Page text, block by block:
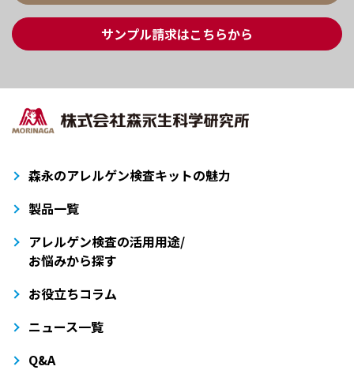
サンプル請求はこちらから
森永のアレルゲン検査キットの魅力
製品一覧
アレルゲン検査の活用用途/
お悩みから探す
お役立ちコラム
ニュース一覧
Q&A